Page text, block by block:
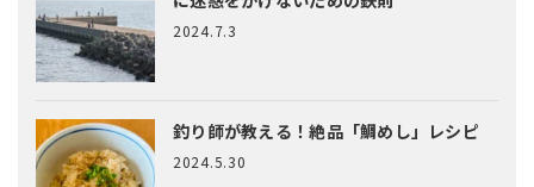
2024.7.3
釣り師が教える！絶品「鯛めし」レシピ
2024.5.30